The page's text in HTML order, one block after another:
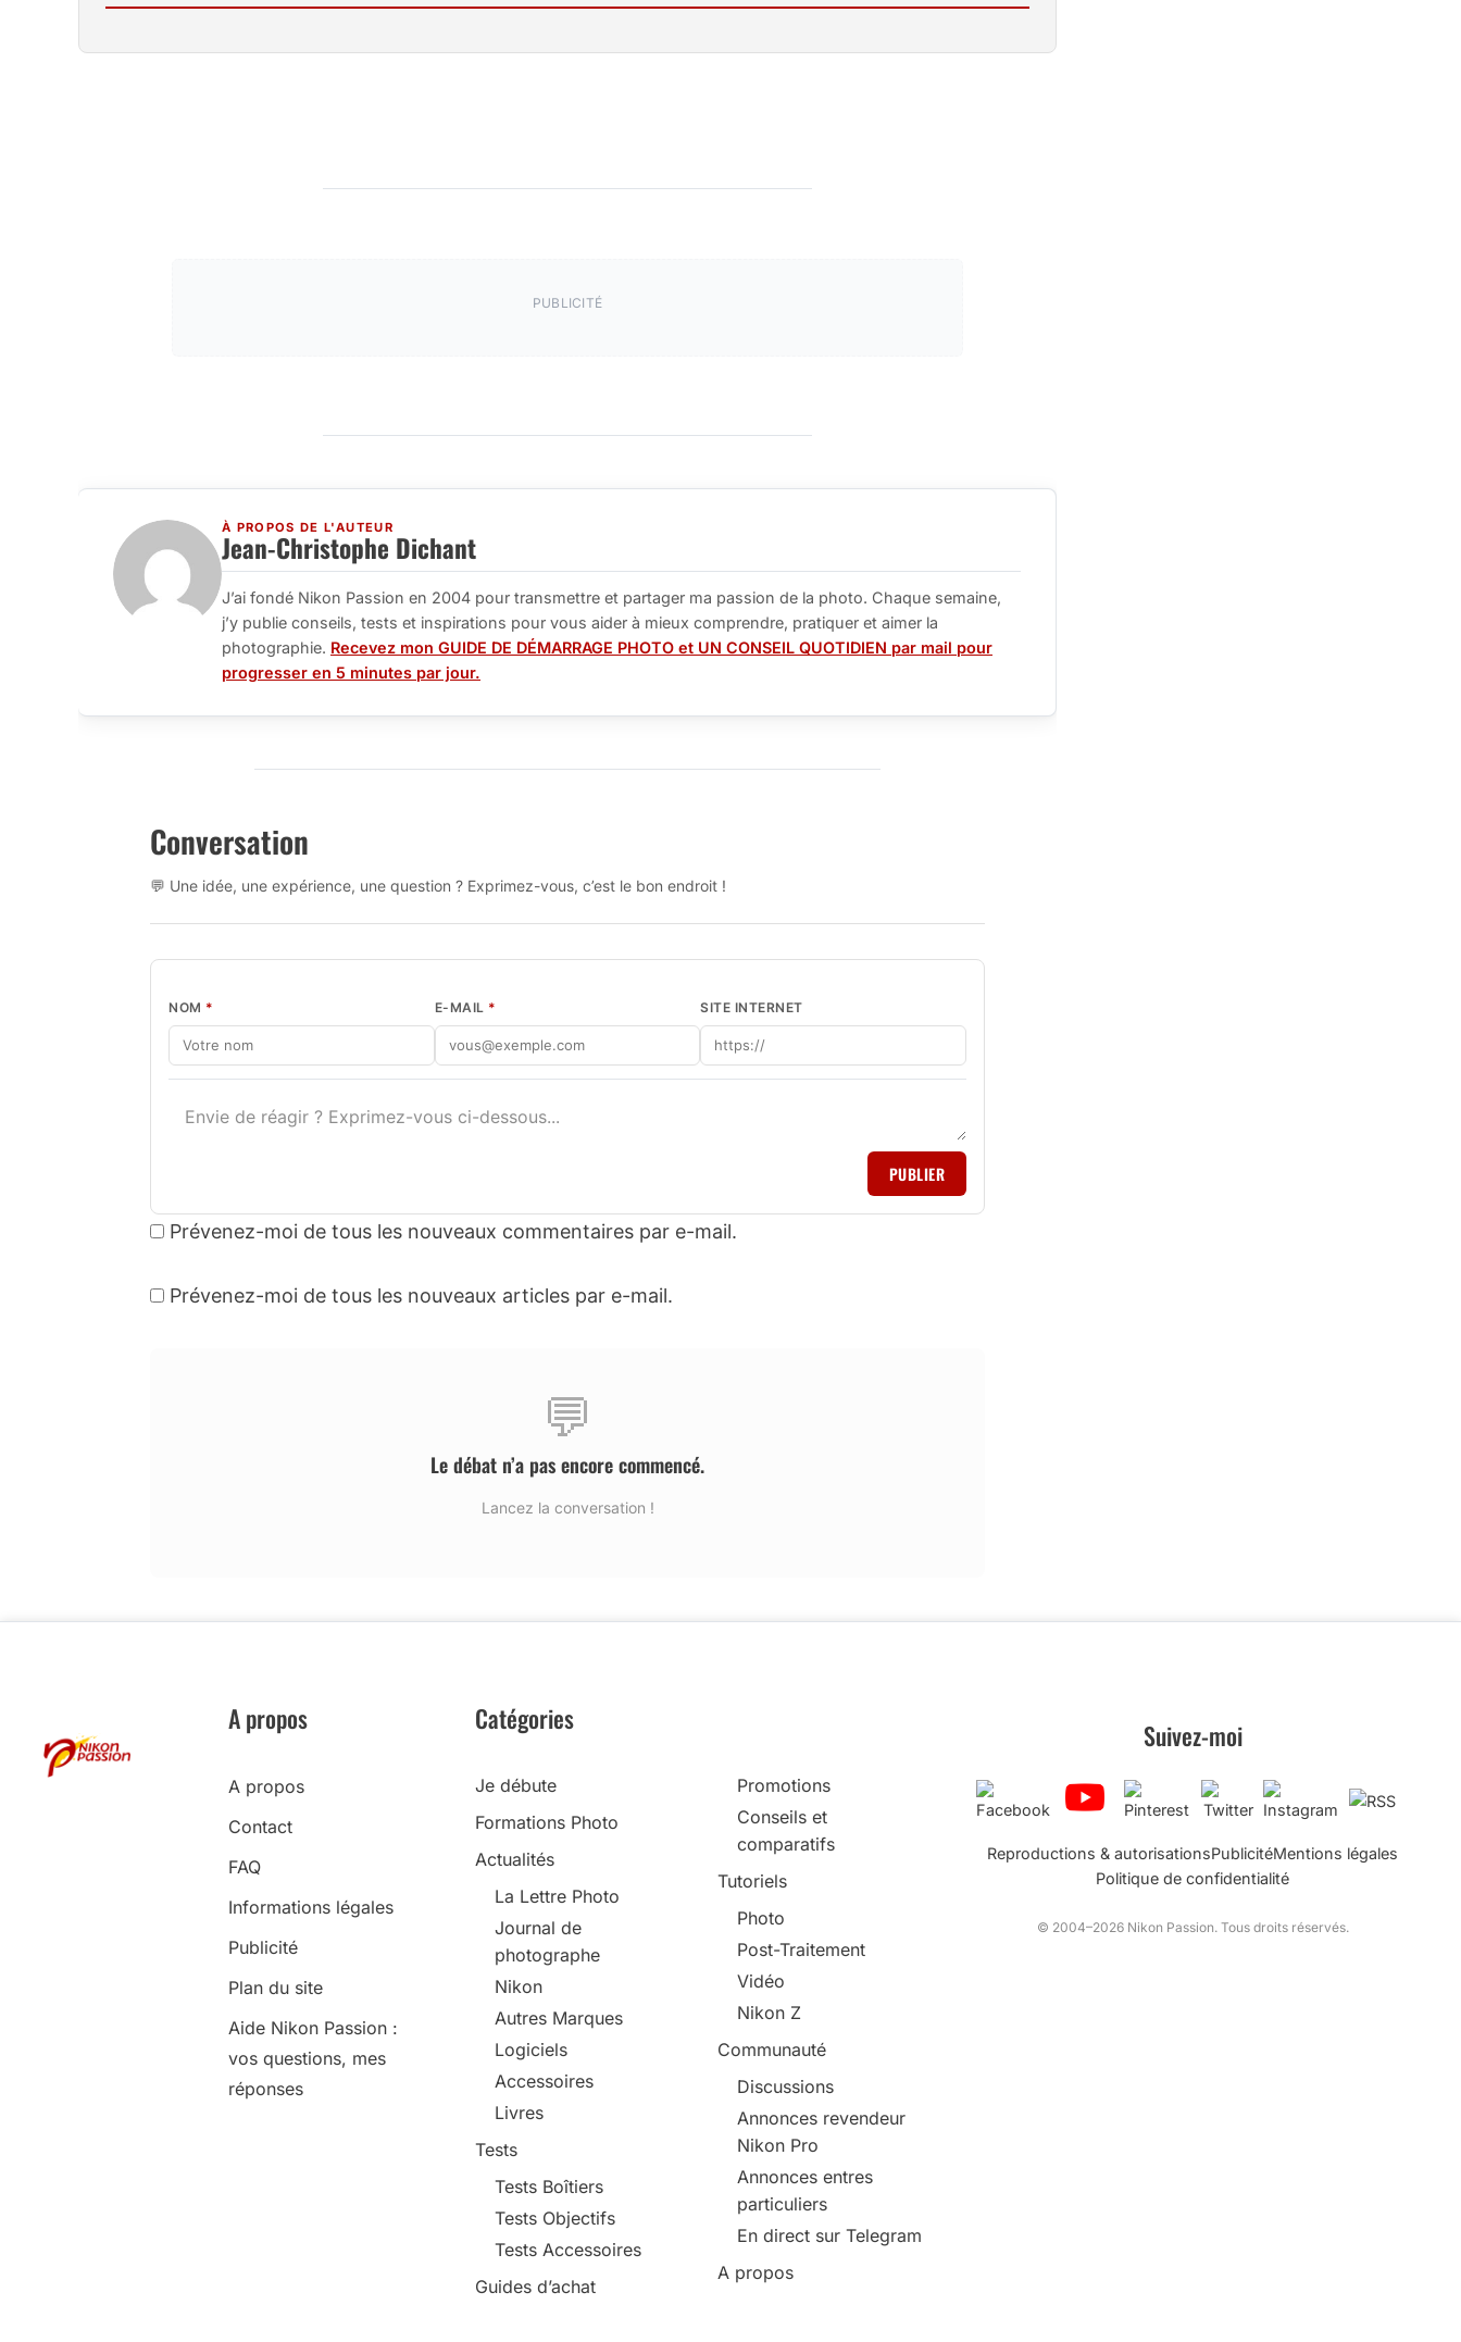
PUBLICITÉ
À PROPOS DE L'AUTEUR
Jean-Christophe Dichant
J’ai fondé Nikon Passion en 2004 pour transmettre et partager ma passion de la photo. Chaque semaine,
j’y publie conseils, tests et inspirations pour vous aider à mieux comprendre, pratiquer et aimer la
photographie. Recevez mon GUIDE DE DÉMARRAGE PHOTO et UN CONSEIL QUOTIDIEN par mail pour
progresser en 5 minutes par jour.
Conversation
💬 Une idée, une expérience, une question ? Exprimez-vous, c’est le bon endroit !
NOM * E-MAIL * SITE INTERNET
PUBLIER
Prévenez-moi de tous les nouveaux commentaires par e-mail.
Prévenez-moi de tous les nouveaux articles par e-mail.
💬
Le débat n’a pas encore commencé.
Lancez la conversation !
A propos
A propos
Contact
FAQ
Informations légales
Publicité
Plan du site
Aide Nikon Passion :
vos questions, mes
réponses
Catégories
Je débute
Formations Photo
Actualités
La Lettre Photo
Journal de
photographe
Nikon
Autres Marques
Logiciels
Accessoires
Livres
Tests
Tests Boîtiers
Tests Objectifs
Tests Accessoires
Guides d’achat
Promotions
Conseils et
comparatifs
Tutoriels
Photo
Post-Traitement
Vidéo
Nikon Z
Communauté
Discussions
Annonces revendeur
Nikon Pro
Annonces entres
particuliers
En direct sur Telegram
A propos
Suivez-moi
Reproductions & autorisationsPublicitéMentions légales
Politique de confidentialité
© 2004–2026 Nikon Passion. Tous droits réservés.